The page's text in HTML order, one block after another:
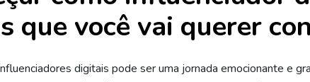
que você vai querer
digitais pode ser uma jornada emocionante e